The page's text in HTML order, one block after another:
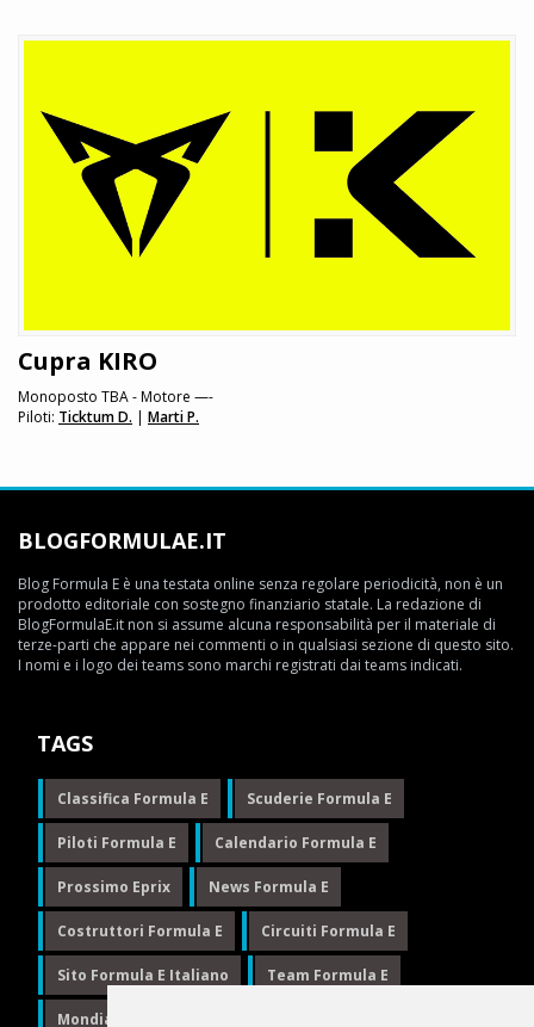
Cupra KIRO
Monoposto TBA - Motore —-
Piloti: Ticktum D. | Marti P.
BLOGFORMULAE.IT
Blog Formula E è una testata online senza regolare periodicità, non è un
prodotto editoriale con sostegno finanziario statale. La redazione di
BlogFormulaE.it non si assume alcuna responsabilità per il materiale di
terze-parti che appare nei commenti o in qualsiasi sezione di questo sito.
I nomi e i logo dei teams sono marchi registrati dai teams indicati.
TAGS
Classifica Formula E Scuderie Formula E
Piloti Formula E Calendario Formula E
Prossimo Eprix News Formula E
Costruttori Formula E Circuiti Formula E
Sito Formula E Italiano Team Formula E
Mondiale Formula E